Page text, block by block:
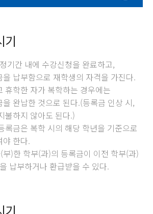
기
기간 내에 수강신청을 완료하고,
납부함으로 재학생의 자격을 가진다.
휴학한 자가 복학하는 경우에는
완납한 것으로 된다.(등록금 인상 시,
불하지 않아도 된다.)
록금은 복학 시의 해당 학년을 기준으로
야 한다.
)한 학부(과)의 등록금이 이전 학부(과)
납부하거나 환급받을 수 있다.
기